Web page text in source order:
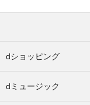
dショッピング
dミュージック